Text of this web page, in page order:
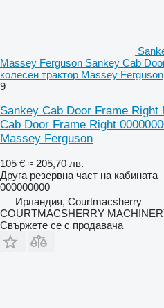
Massey Ferguson Sankey Cab
колесен трактор Massey Ferguson
9
Sankey Cab Door Frame
Cab Door Frame Right
Massey Ferguson
105 € ≈ 205,70 лв.
Друга резервна част на кабината
000000000
Ирландия, Courtmacsherry
COURTMACSHERRY
Свържете се с продавача